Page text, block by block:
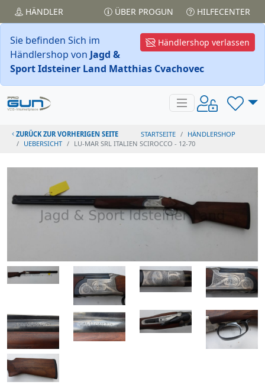
HÄNDLER ÜBER PROGUN HILFECENTER
Händlershop verlassen
Sie befinden Sich im
Händlershop von Jagd &
Sport Idsteiner Land Matthias Cvachovec
ZURÜCK ZUR VORHERIGEN SEITE STARTSEITE
HÄNDLERSHOP
UEBERSICHT
LU-MAR SRL ITALIEN SCIROCCO - 12-70